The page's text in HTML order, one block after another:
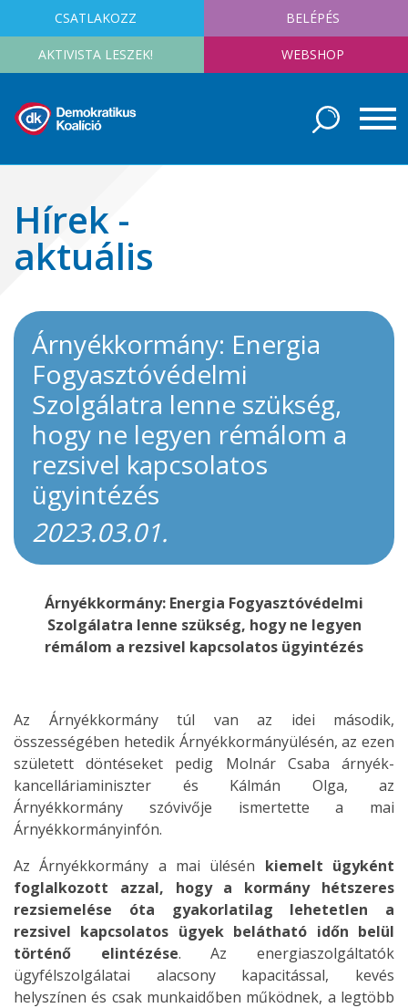
CSATLAKOZZ BELÉPÉS
AKTIVISTA LESZEK! WEBSHOP
Hírek -
aktuális
Árnyékkormány: Energia
Fogyasztóvédelmi
Szolgálatra lenne szükség,
hogy ne legyen rémálom a
rezsivel kapcsolatos
ügyintézés
2023.03.01.
Árnyékkormány: Energia Fogyasztóvédelmi
Szolgálatra lenne szükség, hogy ne legyen
rémálom a rezsivel kapcsolatos ügyintézés
Az Árnyékkormány túl van az idei második,
összességében hetedik Árnyékkormányülésén, az ezen
született döntéseket pedig Molnár Csaba árnyék-
kancelláriaminiszter és Kálmán Olga, az
Árnyékkormány szóvivője ismertette a mai
Árnyékkormányinfón.
Az Árnyékkormány a mai ülésén kiemelt ügyként
foglalkozott azzal, hogy a kormány hétszeres
rezsiemelése óta gyakorlatilag lehetetlen a
rezsivel kapcsolatos ügyek belátható időn belül
történő elintézése. Az energiaszolgáltatók
ügyfélszolgálatai alacsony kapacitással, kevés
helyszínen és csak munkaidőben működnek, a legtöbb